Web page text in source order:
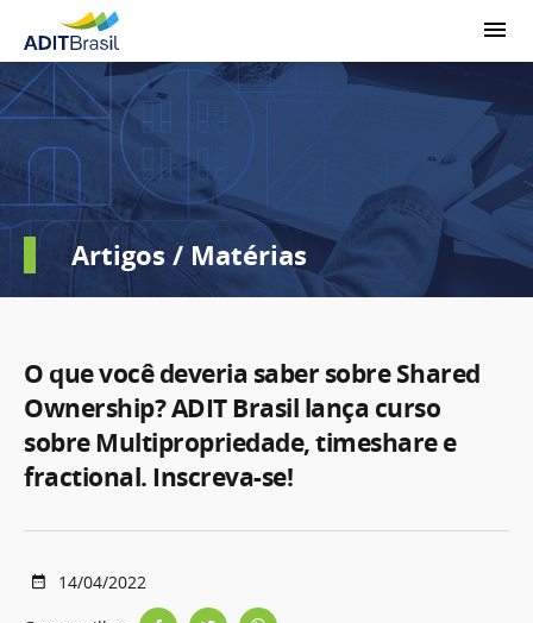
Artigos / Matérias
O que você deveria saber sobre Shared
Ownership? ADIT Brasil lança curso
sobre Multipropriedade, timeshare e
fractional. Inscreva-se!
14/04/2022